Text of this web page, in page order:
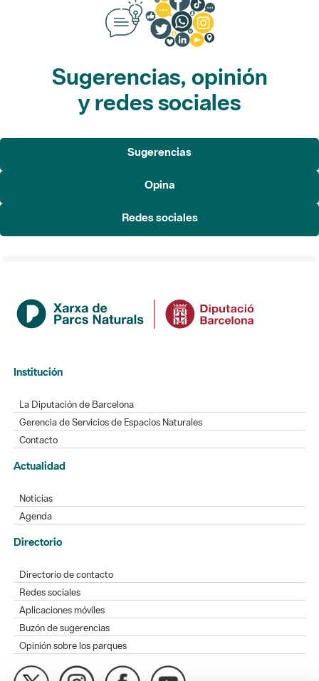
Sugerencias, opinión
y redes sociales
Sugerencias
Opina
Redes sociales
Institución
La Diputación de Barcelona
Gerencia de Servicios de Espacios Naturales
Contacto
Actualidad
Noticias
Agenda
Directorio
Directorio de contacto
Redes sociales
Aplicaciones móviles
Buzón de sugerencias
Opinión sobre los parques